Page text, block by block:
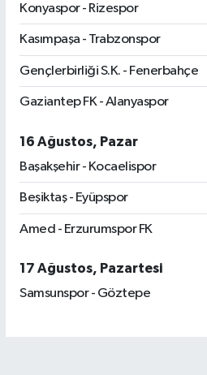
Konyaspor - Rizespor
Kasımpaşa - Trabzonspor
Gençlerbirliği S.K. - Fenerbahçe
Gaziantep FK - Alanyaspor
16 Ağustos, Pazar
Başakşehir - Kocaelispor
Beşiktaş - Eyüpspor
Amed - Erzurumspor FK
17 Ağustos, Pazartesi
Samsunspor - Göztepe